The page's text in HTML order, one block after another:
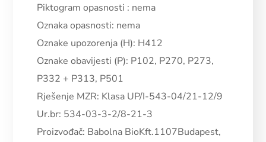
Piktogram opasnosti : nema
Oznaka opasnosti: nema
Oznake upozorenja (H): H412
Oznake obavijesti (P): P102, P270, P273,
P332 + P313, P501
Rješenje MZR: Klasa UP/I-543-04/21-12/9
Ur.br: 534-03-3-2/8-21-3
Proizvođač: Babolna BioKft.1107Budapest,